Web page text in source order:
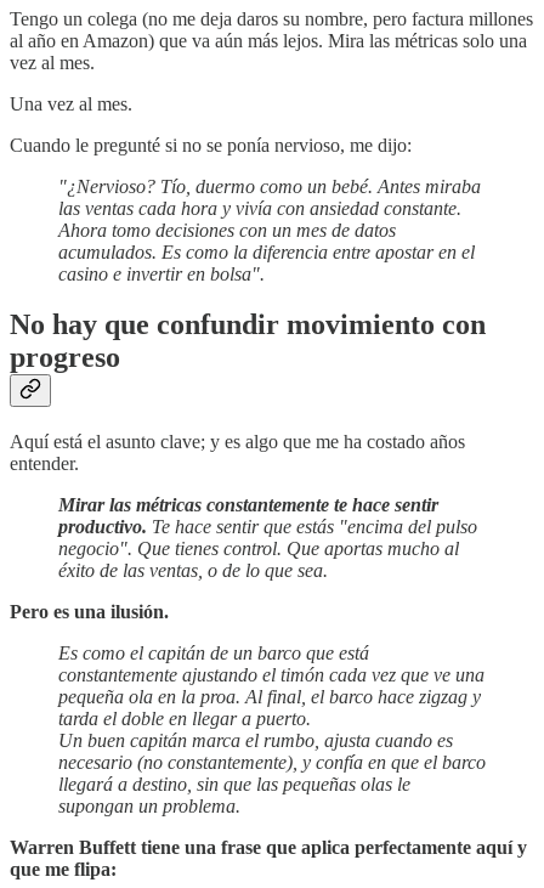
Tengo un colega (no me deja daros su nombre, pero factura millones
al año en Amazon) que va aún más lejos. Mira las métricas solo una
vez al mes.
Una vez al mes.
Cuando le pregunté si no se ponía nervioso, me dijo:
"¿Nervioso? Tío, duermo como un bebé. Antes miraba
las ventas cada hora y vivía con ansiedad constante.
Ahora tomo decisiones con un mes de datos
acumulados. Es como la diferencia entre apostar en el
casino e invertir en bolsa".
No hay que confundir movimiento con
progreso
Aquí está el asunto clave; y es algo que me ha costado años
entender.
Mirar las métricas constantemente te hace sentir
productivo. Te hace sentir que estás "encima del pulso
negocio". Que tienes control. Que aportas mucho al
éxito de las ventas, o de lo que sea.
Pero es una ilusión.
Es como el capitán de un barco que está
constantemente ajustando el timón cada vez que ve una
pequeña ola en la proa. Al final, el barco hace zigzag y
tarda el doble en llegar a puerto.
Un buen capitán marca el rumbo, ajusta cuando es
necesario (no constantemente), y confía en que el barco
llegará a destino, sin que las pequeñas olas le
supongan un problema.
Warren Buffett tiene una frase que aplica perfectamente aquí y
que me flipa: